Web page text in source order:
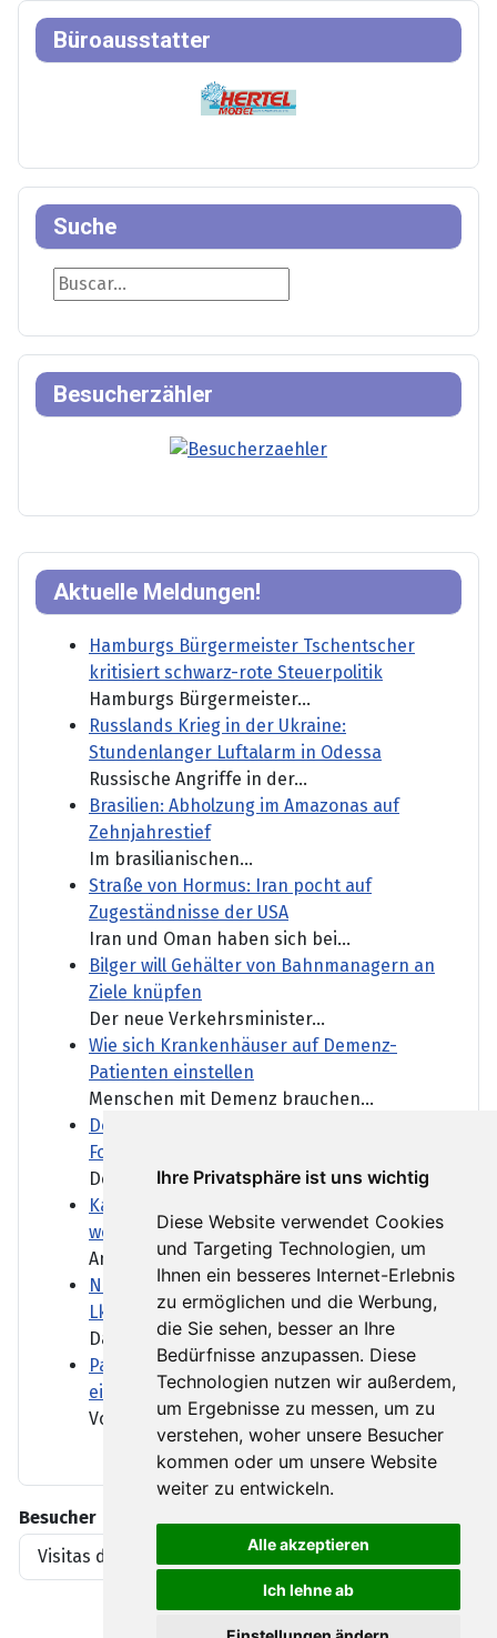
Ihre Privatsphäre ist uns wichtig
Diese Website verwendet Cookies
und Targeting Technologien, um
Ihnen ein besseres Internet-Erlebnis
zu ermöglichen und die Werbung,
die Sie sehen, besser an Ihre
Bedürfnisse anzupassen. Diese
Technologien nutzen wir außerdem,
um Ergebnisse zu messen, um zu
verstehen, woher unsere Besucher
kommen oder um unsere Website
weiter zu entwickeln.
Alle akzeptieren
Ich lehne ab
Aktuelle Meldungen!
Hamburgs Bürgermeister Tschentscher
kritisiert schwarz-rote Steuerpolitik
Hamburgs Bürgermeister...
Russlands Krieg in der Ukraine:
Stundenlanger Luftalarm in Odessa
Russische Angriffe in der...
Brasilien: Abholzung im Amazonas auf
Zehnjahrestief
Im brasilianischen...
Straße von Hormus: Iran pocht auf
Zugeständnisse der USA
Iran und Oman haben sich bei...
Bilger will Gehälter von Bahnmanagern an
Ziele knüpfen
Der neue Verkehrsminister...
Wie sich Krankenhäuser auf Demenz-
Patienten einstellen
Menschen mit Demenz brauchen...
Dobrindt will nach Drohnen-Vorfall
Forschung ausbauen
Der Fund am Flughafen...
Kanadische Provinz British Columbia ruft
wegen Waldbränden Notstand aus
Angefacht durch starke Winde...
Niedrigwasser: Was die Lockerung des
Lkw-Fahrverbots bedeutet
Das Niedrigwasser schränkt...
Paris führt Helmpflicht für E-Roller-Fahrer
ein
Vor allem in Großstädten...
Büroausstatter
Suche
Suche
Besucherzähler
Besucher
Visitas del artículo